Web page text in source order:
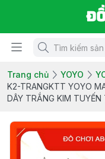
Trang chủ YOYO
K2-TRANGKTT YOYO
DÂY TRẮNG KIM